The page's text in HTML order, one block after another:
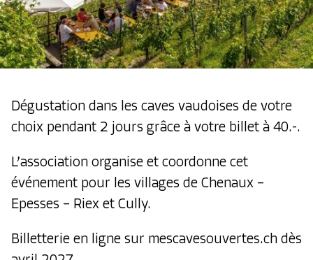
Dégustation dans les caves vaudoises de votre
choix pendant 2 jours grâce à votre billet à 40.-.
L’association organise et coordonne cet
événement pour les villages de Chenaux –
Epesses – Riex et Cully.
Billetterie en ligne sur mescavesouvertes.ch dès